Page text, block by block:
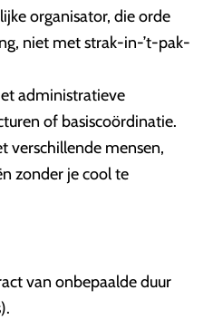
organisator, die orde
niet met strak-in-’t-pak-
administratieve
of basiscoördinatie.
verschillende mensen,
zonder je cool te
van onbepaalde duur